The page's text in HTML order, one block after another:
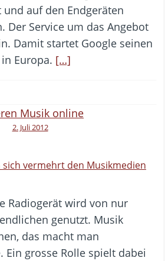
auf den Endgeräten
Der Service um das Angebot
Damit startet Google seinen
Europa. […]
2. Juli 2012
sich vermehrt den Musikmedien
Radiogerät wird von nur
genutzt. Musik
das macht man
Ein grosse Rolle spielt dabei